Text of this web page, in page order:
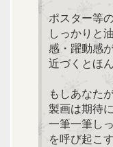
ポスター等
しっかりと
感・躍動感
近づくとほ
もしあなた
製画は期待
一筆一筆し
を呼び起こ